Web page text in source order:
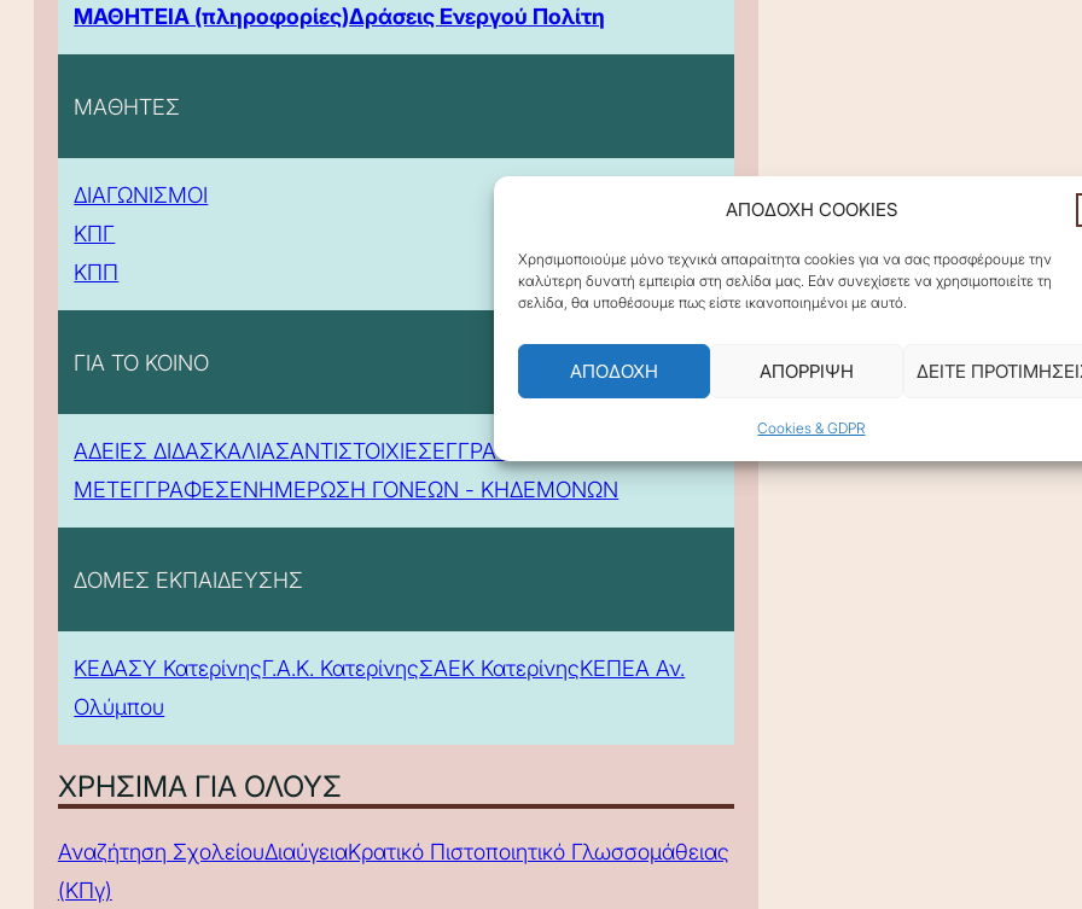
ΑΠΟΔΟΧΗ COOKIES
Χρησιμοποιούμε μόνο τεχνικά απαραίτητα cookies για να σας προσφέρουμε την
καλύτερη δυνατή εμπειρία στη σελίδα μας. Εάν συνεχίσετε να χρησιμοποιείτε τη
σελίδα, θα υποθέσουμε πως είστε ικανοποιημένοι με αυτό.
ΑΠΟΔΟΧΗ ΑΠΟΡΡΙΨΗ ΔΕΙΤΕ
Cookies & GDPR
ΜΑΘΗΤΕΙΑ (πληροφορίες)Δράσεις Ενεργού Πολίτη
ΜΑΘΗΤΕΣ
ΔΙΑΓΩΝΙΣΜΟΙ
ΚΠΓ
ΚΠΠ
ΓΙΑ ΤΟ ΚΟΙΝΟ
ΑΔΕΙΕΣ ΔΙΔΑΣΚΑΛΙΑΣΑΝΤΙΣΤΟΙΧΙΕΣΕΓΓΡΑΦΕΣ -
ΜΕΤΕΓΓΡΑΦΕΣΕΝΗΜΕΡΩΣΗ ΓΟΝΕΩΝ - ΚΗΔΕΜΟΝΩΝ
ΔΟΜΕΣ ΕΚΠΑΙΔΕΥΣΗΣ
ΚΕΔΑΣΥ ΚατερίνηςΓ.Α.Κ. ΚατερίνηςΣΑΕΚ ΚατερίνηςΚΕΠΕΑ Αν.
Ολύμπου
ΧΡΗΣΙΜΑ ΓΙΑ ΟΛΟΥΣ
Αναζήτηση ΣχολείουΔιαύγειαΚρατικό Πιστοποιητικό Γλωσσομάθειας
(ΚΠγ)